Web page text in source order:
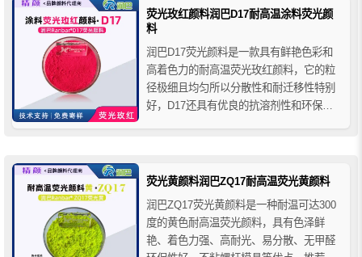
准要求。
荧光玫红颜料润巴D17耐高温涂料荧光颜
料
润巴D17荧光颜料是一款具有鲜艳色彩和
高着色力的耐高温荧光玫红颜料，它的粒
径极细且均匀所以分散性和耐迁移性特别
好，D17还具有优良的抗溶剂性和环保
色应用。
荧光黄颜料润巴ZQ17耐高温荧光黄颜料
润巴ZQ17荧光黄颜料是一种耐温可达300
度的黄色耐高温荧光颜料，具有色泽鲜
艳、着色力强、高耐光、易分散、无甲醛